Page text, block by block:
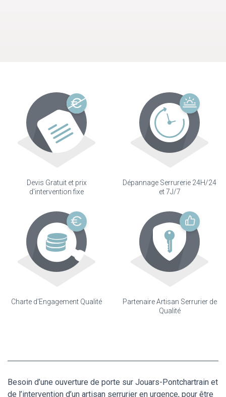
Devis Gratuit et prix
d'intervention fixe
Dépannage Serrurerie 24H/24
et 7J/7
Charte d'Engagement Qualité
Partenaire Artisan Serrurier de
Qualité
Besoin d’une ouverture de porte sur Jouars-Pontchartrain et
de l’intervention d’un artisan serrurier en urgence, pour être